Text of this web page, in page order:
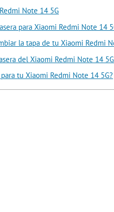
Note 14 5G
para Xiaomi Redmi Note 14
la tapa de tu Xiaomi Redmi
del Xiaomi Redmi Note 14
tu Xiaomi Redmi Note 14 5G?